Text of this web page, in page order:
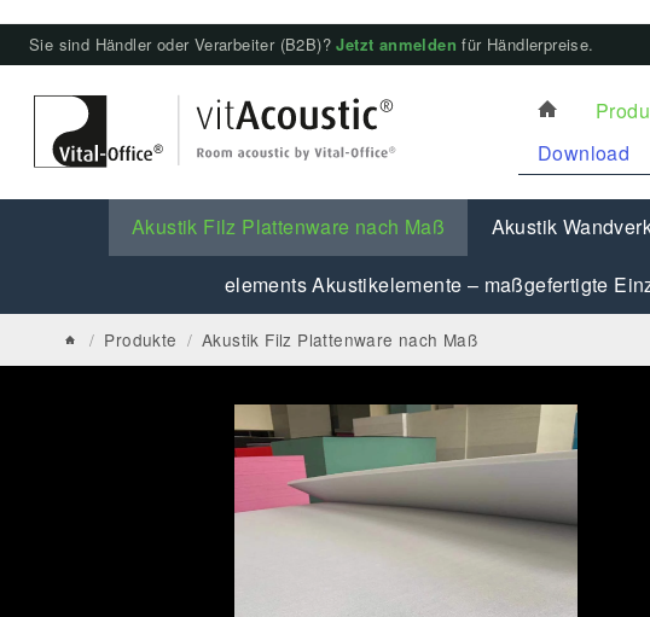
Sie sind Händler oder Verarbeiter (B2B)?Jetzt anmelden für Händlerpreise.
Download
Akustik Filz Plattenware nach Maß Akustik
elements Akustikelemente – maßgefertigte
/ Produkte / Akustik Filz Plattenware nach Maß